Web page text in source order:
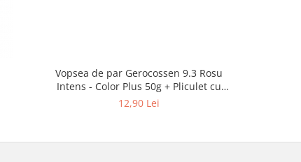
Vopsea de par Gerocossen 9.3 Rosu
Intens - Color Plus 50g + Pliculet cu
masca pentru par uscat si deshidratat
12,90 Lei